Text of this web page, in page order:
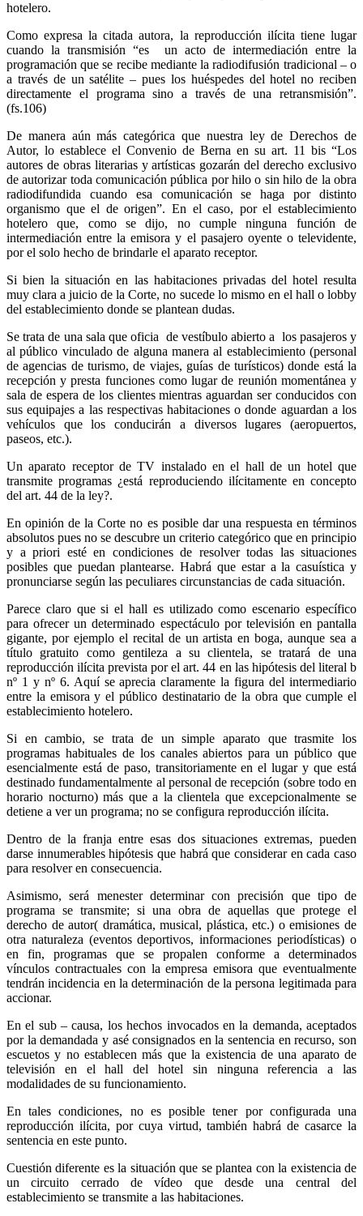
hotelero.
Como expresa la citada autora, la reproducción ilícita tiene lugar
cuando la transmisión “es un acto de intermediación entre la
programación que se recibe mediante la radiodifusión tradicional – o
a través de un satélite – pues los huéspedes del hotel no reciben
directamente el programa sino a través de una retransmisión”.
(fs.106)
De manera aún más categórica que nuestra ley de Derechos de
Autor, lo establece el Convenio de Berna en su art. 11 bis “Los
autores de obras literarias y artísticas gozarán del derecho exclusivo
de autorizar toda comunicación pública por hilo o sin hilo de la obra
radiodifundida cuando esa comunicación se haga por distinto
organismo que el de origen”. En el caso, por el establecimiento
hotelero que, como se dijo, no cumple ninguna función de
intermediación entre la emisora y el pasajero oyente o televidente,
por el solo hecho de brindarle el aparato receptor.
Si bien la situación en las habitaciones privadas del hotel resulta
muy clara a juicio de la Corte, no sucede lo mismo en el hall o lobby
del establecimiento donde se plantean dudas.
Se trata de una sala que oficia de vestíbulo abierto a los pasajeros y
al público vinculado de alguna manera al establecimiento (personal
de agencias de turismo, de viajes, guías de turísticos) donde está la
recepción y presta funciones como lugar de reunión momentánea y
sala de espera de los clientes mientras aguardan ser conducidos con
sus equipajes a las respectivas habitaciones o donde aguardan a los
vehículos que los conducirán a diversos lugares (aeropuertos,
paseos, etc.).
Un aparato receptor de TV instalado en el hall de un hotel que
transmite programas ¿está reproduciendo ilícitamente en concepto
del art. 44 de la ley?.
En opinión de la Corte no es posible dar una respuesta en términos
absolutos pues no se descubre un criterio categórico que en principio
y a priori esté en condiciones de resolver todas las situaciones
posibles que puedan plantearse. Habrá que estar a la casuística y
pronunciarse según las peculiares circunstancias de cada situación.
Parece claro que si el hall es utilizado como escenario específico
para ofrecer un determinado espectáculo por televisión en pantalla
gigante, por ejemplo el recital de un artista en boga, aunque sea a
título gratuito como gentileza a su clientela, se tratará de una
reproducción ilícita prevista por el art. 44 en las hipótesis del literal b
nº 1 y nº 6. Aquí se aprecia claramente la figura del intermediario
entre la emisora y el público destinatario de la obra que cumple el
establecimiento hotelero.
Si en cambio, se trata de un simple aparato que trasmite los
programas habituales de los canales abiertos para un público que
esencialmente está de paso, transitoriamente en el lugar y que está
destinado fundamentalmente al personal de recepción (sobre todo en
horario nocturno) más que a la clientela que excepcionalmente se
detiene a ver un programa; no se configura reproducción ilícita.
Dentro de la franja entre esas dos situaciones extremas, pueden
darse innumerables hipótesis que habrá que considerar en cada caso
para resolver en consecuencia.
Asimismo, será menester determinar con precisión que tipo de
programa se transmite; si una obra de aquellas que protege el
derecho de autor( dramática, musical, plástica, etc.) o emisiones de
otra naturaleza (eventos deportivos, informaciones periodísticas) o
en fin, programas que se propalen conforme a determinados
vínculos contractuales con la empresa emisora que eventualmente
tendrán incidencia en la determinación de la persona legitimada para
accionar.
En el sub – causa, los hechos invocados en la demanda, aceptados
por la demandada y asé consignados en la sentencia en recurso, son
escuetos y no establecen más que la existencia de una aparato de
televisión en el hall del hotel sin ninguna referencia a las
modalidades de su funcionamiento.
En tales condiciones, no es posible tener por configurada una
reproducción ilícita, por cuya virtud, también habrá de casarce la
sentencia en este punto.
Cuestión diferente es la situación que se plantea con la existencia de
un circuito cerrado de vídeo que desde una central del
establecimiento se transmite a las habitaciones.